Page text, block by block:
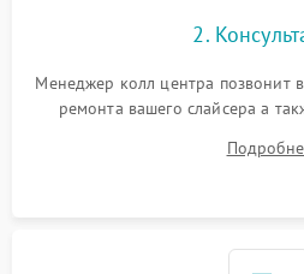
2.
Менеджер колл центра позвонит
ремонта вашего слайсера а